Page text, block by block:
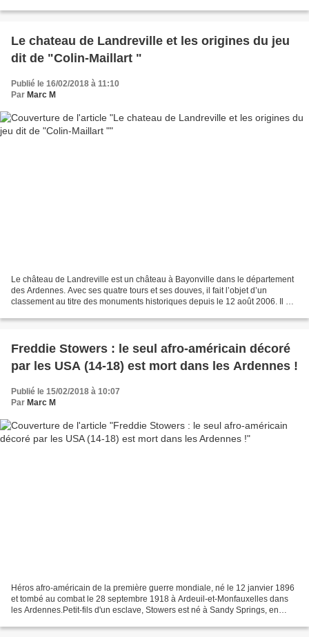
Le chateau de Landreville et les origines du jeu
dit de "Colin-Maillart "
Publié le 16/02/2018 à 11:10
Par Marc M
Le château de Landreville est un château à Bayonville dans le département
des Ardennes. Avec ses quatre tours et ses douves, il fait l’objet d’un
classement au titre des monuments historiques depuis le 12 août 2006. Il est
Freddie Stowers : le seul afro-américain décoré
par les USA (14-18) est mort dans les Ardennes !
Publié le 15/02/2018 à 10:07
Par Marc M
Héros afro-américain de la première guerre mondiale, né le 12 janvier 1896
et tombé au combat le 28 septembre 1918 à Ardeuil-et-Monfauxelles dans
les Ardennes.Petit-fils d'un esclave, Stowers est né à Sandy Springs, en